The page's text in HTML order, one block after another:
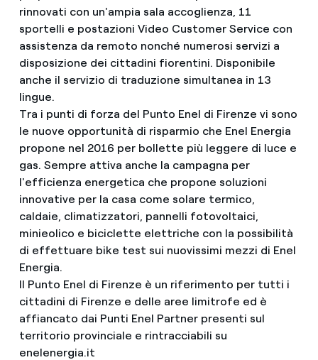
rinnovati con un'ampia sala accoglienza, 11
sportelli e postazioni Video Customer Service con
assistenza da remoto nonché numerosi servizi a
disposizione dei cittadini fiorentini. Disponibile
anche il servizio di traduzione simultanea in 13
lingue.
Tra i punti di forza del Punto Enel di Firenze vi sono
le nuove opportunità di risparmio che Enel Energia
propone nel 2016 per bollette più leggere di luce e
gas. Sempre attiva anche la campagna per
l'efficienza energetica che propone soluzioni
innovative per la casa come solare termico,
caldaie, climatizzatori, pannelli fotovoltaici,
minieolico e biciclette elettriche con la possibilità
di effettuare bike test sui nuovissimi mezzi di Enel
Energia.
Il Punto Enel di Firenze è un riferimento per tutti i
cittadini di Firenze e delle aree limitrofe ed è
affiancato dai Punti Enel Partner presenti sul
territorio provinciale e rintracciabili su
enelenergia.it